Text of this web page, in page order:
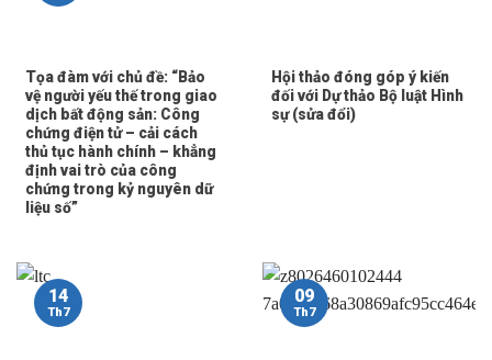
Tọa đàm với chủ đề: “Bảo
vệ người yếu thế trong giao
dịch bất động sản: Công
chứng điện tử – cải cách
thủ tục hành chính – khẳng
định vai trò của công
chứng trong kỷ nguyên dữ
liệu số”
Hội thảo đóng góp ý kiến
đối với Dự thảo Bộ luật Hình
sự (sửa đổi)
14
Th7
09
Th7